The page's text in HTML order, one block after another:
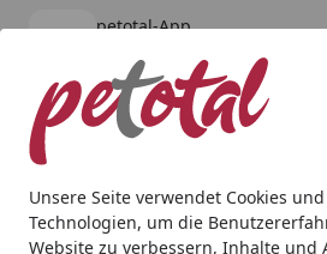
Unsere Seite verwendet Cookies
Technologien, um die
Website zu verbessern, Inhalte und
petotal-App
kostenlos - Im App Store
Alle Produkte
Mein Konto
Suchen